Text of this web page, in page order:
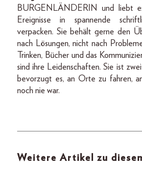
BURGENLÄNDERIN und liebt
Ereignisse in spannende
verpacken. Sie behält gerne den
nach Lösungen, nicht nach
Trinken, Bücher und das
sind ihre Leidenschaften. Sie ist
bevorzugt es, an Orte zu fahren,
noch nie war.
Weitere Artikel zu